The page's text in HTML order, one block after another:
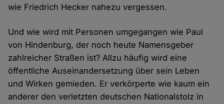
wie Friedrich Hecker nahezu vergessen.
Und wie wird mit Personen umgegangen wie Paul
von Hindenburg, der noch heute Namensgeber
zahlreicher Straßen ist? Allzu häufig wird eine
öffentliche Auseinandersetzung über sein Leben
und Wirken gemieden. Er verkörperte wie kaum ein
anderer den verletzten deutschen Nationalstolz in